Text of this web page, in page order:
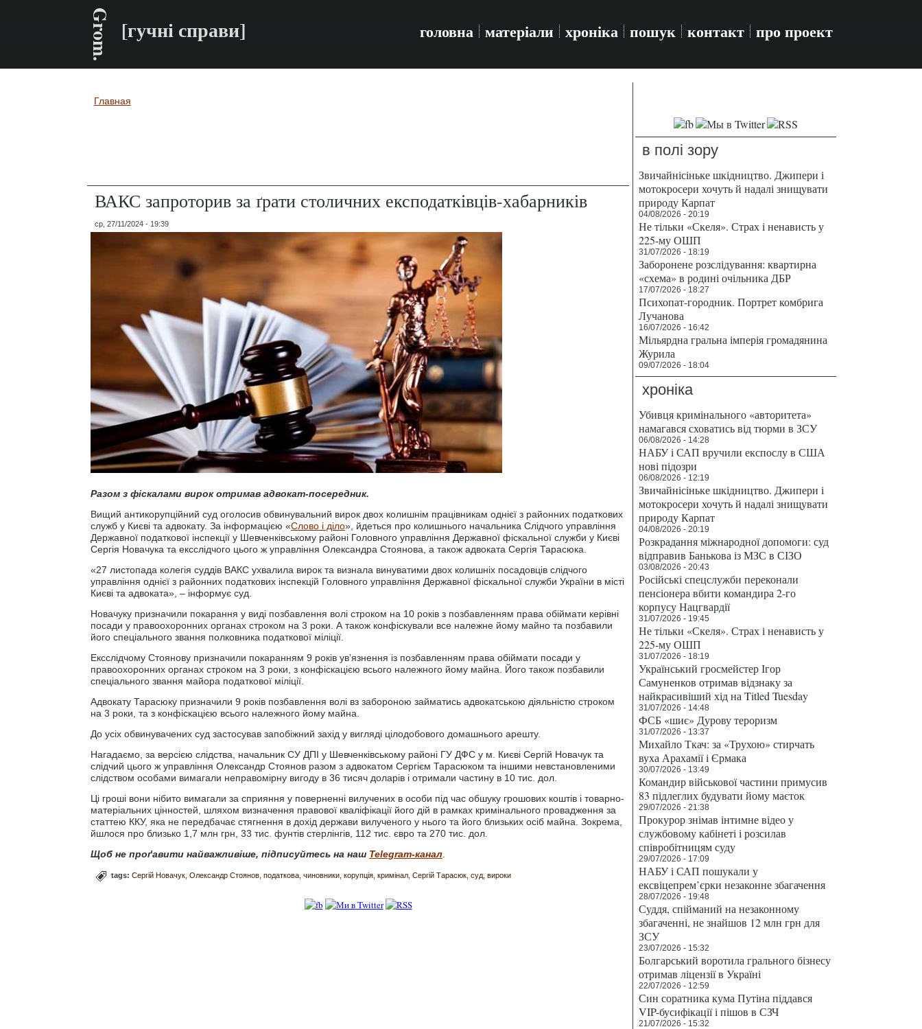
Grom. [гучні справи] головна матеріали хроніка пошук контакт про проект
Вы здесь
Главная
ВАКС запроторив за ґрати столичних експодатківців-хабарників
ср, 27/11/2024 - 19:39
Разом з фіскалами вирок отримав адвокат-посередник.
Вищий антикорупційний суд оголосив обвинувальний вирок двох колишнім працівникам однієї з районних податкових
служб у Києві та адвокату. За інформацією «Слово і діло», йдеться про колишнього начальника Слідчого управління
Державної податкової інспекції у Шевченківському районі Головного управління Державної фіскальної служби у Києві
Сергія Новачука та ексслідчого цього ж управління Олександра Стоянова, а також адвоката Сергія Тарасюка.
«27 листопада колегія суддів ВАКС ухвалила вирок та визнала винуватими двох колишніх посадовців слідчого
управління однієї з районних податкових інспекцій Головного управління Державної фіскальної служби України в місті
Києві та адвоката», – інформує суд.
Новачуку призначили покарання у виді позбавлення волі строком на 10 років з позбавленням права обіймати керівні
посади у правоохоронних органах строком на 3 роки. А також конфіскували все належне йому майно та позбавили
його спеціального звання полковника податкової міліції.
Ексслідчому Стоянову призначили покаранням 9 років увʼязнення із позбавленням права обіймати посади у
правоохоронних органах строком на 3 роки, з конфіскацією всього належного йому майна. Його також позбавили
спеціального звання майора податкової міліції.
Адвокату Тарасюку призначили 9 років позбавлення волі вз забороною займатись адвокатською діяльністю строком
на 3 роки, та з конфіскацією всього належного йому майна.
До усіх обвинувачених суд застосував запобіжний захід у вигляді цілодобового домашнього арешту.
Нагадаємо, за версією слідства, начальник СУ ДПІ у Шевченківському районі ГУ ДФС у м. Києві Сергій Новачук та
слідчий цього ж управління Олександр Стоянов разом з адвокатом Сергієм Тарасюком та іншими невстановленими
слідством особами вимагали неправомірну вигоду в 36 тисяч доларів і отримали частину в 10 тис. дол.
Ці гроші вони нібито вимагали за сприяння у поверненні вилучених в особи під час обшуку грошових коштів і товарно-
матеріальних цінностей, шляхом визначення правової кваліфікації його дій в рамках кримінального провадження за
статтею ККУ, яка не передбачає стягнення в дохід держави вилученого у нього та його близьких осіб майна. Зокрема,
йшлося про близько 1,7 млн грн, 33 тис. фунтів стерлінгів, 112 тис. євро та 270 тис. дол.
Щоб не проґавити найважливіше, підписуйтесь на наш Telegram-канал
tags: Сергій Новачук Олександр Стоянов податкова чиновники корупція кримінал Сергій Тарасюк суд вироки
в полі зору
Звичайнісіньке шкідництво. Джипери і
мотокросери хочуть й надалі знищувати
природу Карпат
04/08/2026 - 20:19
Не тільки «Скеля». Страх і ненависть у
225-му ОШП
31/07/2026 - 18:19
Заборонене розслідування: квартирна
«схема» в родині очільника ДБР
17/07/2026 - 18:27
Психопат-городник. Портрет комбрига
Лучанова
16/07/2026 - 16:42
Мільярдна гральна імперія громадянина
Журила
09/07/2026 - 18:04
хроніка
Убивця кримінального «авторитета»
намагався сховатись від тюрми в ЗСУ
06/08/2026 - 14:28
НАБУ і САП вручили експослу в США
нові підозри
06/08/2026 - 12:19
Звичайнісіньке шкідництво. Джипери і
мотокросери хочуть й надалі знищувати
природу Карпат
04/08/2026 - 20:19
Розкрадання міжнародної допомоги: суд
відправив Банькова із МЗС в СІЗО
03/08/2026 - 20:43
Російські спецслужби переконали
пенсіонера вбити командира 2-го
корпусу Нацгвардії
31/07/2026 - 19:45
Не тільки «Скеля». Страх і ненависть у
225-му ОШП
31/07/2026 - 18:19
Український гросмейстер Ігор
Самуненков отримав відзнаку за
найкрасивіший хід на Titled Tuesday
31/07/2026 - 14:48
ФСБ «шиє» Дурову тероризм
31/07/2026 - 13:37
Михайло Ткач: за «Трухою» стирчать
вуха Арахамії і Єрмака
30/07/2026 - 13:49
Командир військової частини примусив
83 підлеглих будувати йому маєток
29/07/2026 - 21:38
Прокурор знімав інтимне відео у
службовому кабінеті і розсилав
співробітницям суду
29/07/2026 - 17:09
НАБУ і САП пошукали у
ексвіцепрем’єрки незаконне збагачення
28/07/2026 - 19:48
Суддя, спійманий на незаконному
збагаченні, не знайшов 12 млн грн для
ЗСУ
23/07/2026 - 15:32
Болгарський воротила грального бізнесу
отримав ліцензії в Україні
22/07/2026 - 12:59
Син соратника кума Путіна піддався
VIP-бусифікації і пішов в СЗЧ
21/07/2026 - 15:32